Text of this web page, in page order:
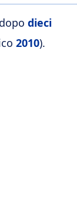
dieci
2010).